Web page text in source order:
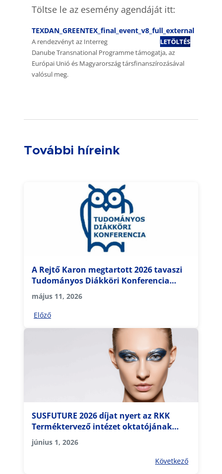
Töltse le az esemény agendáját itt:
TEXDAN_GREENTEX_final_event_v8_full_external
LETÖLTÉS
A rendezvényt az Interreg
Danube Transnational Programme támogatja, az
Európai Unió és Magyarország társfinanszírozásával
valósul meg.
További híreink
A Rejtő Karon megtartott 2026 tavaszi
Tudományos Diákköri Konferencia
eredményei
május 11, 2026
Előző
SUSFUTURE 2026 díjat nyert az RKK
Terméktervező intézet oktatójának
alkotása
június 1, 2026
Következő